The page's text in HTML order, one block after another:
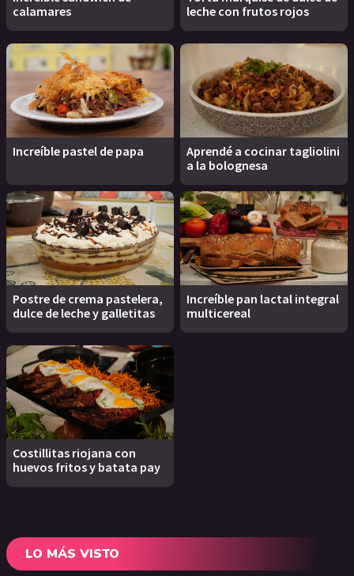
calamares
leche con frutos rojos
Increíble pastel de papa
Aprendé a cocinar tagliolini
a la bolognesa
Postre de crema pastelera,
dulce de leche y galletitas
Increíble pan lactal integral
multicereal
Costillitas riojana con
huevos fritos y batata pay
LO MÁS VISTO